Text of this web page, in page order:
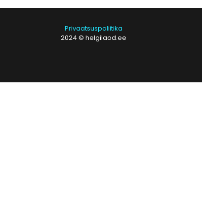
Privaatsuspoliitika
2024 © helgilaod.ee